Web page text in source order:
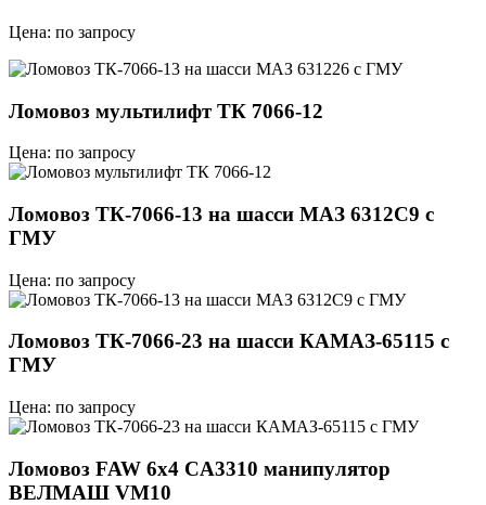
Цена: по запросу
Ломовоз мультилифт ТК 7066-12
Цена: по запросу
Ломовоз ТК-7066-13 на шасси МАЗ 6312C9 с
ГМУ
Цена: по запросу
Ломовоз ТК-7066-23 на шасси КАМАЗ-65115 с
ГМУ
Цена: по запросу
Ломовоз FAW 6х4 CA3310 манипулятор
ВЕЛМАШ VM10